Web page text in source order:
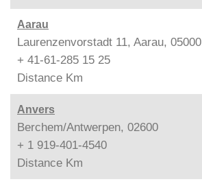
Aarau
Laurenzenvorstadt 11, Aarau, 05000
+ 41-61-285 15 25
Distance Km
Anvers
Berchem/Antwerpen, 02600
+ 1 919-401-4540
Distance Km